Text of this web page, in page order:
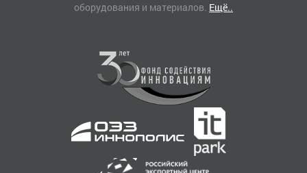
оборудования и материалов. Ещё..